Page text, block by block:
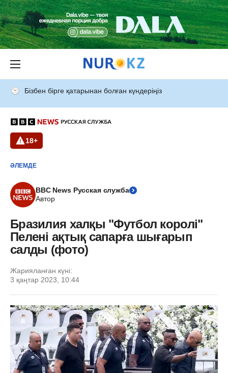
Бізбен бірге қатарынан болған күндеріңіз
18+
ӘЛЕМДЕ
BBC News Русская служба
Автор
Бразилия халқы "Футбол королі"
Пелені ақтық сапарға шығарып
салды (фото)
Жарияланған күні:
3 қаңтар 2023, 10:44